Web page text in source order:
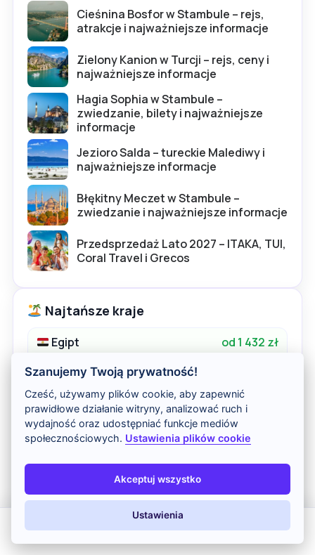
Cieśnina Bosfor w Stambule – rejs,
atrakcje i najważniejsze informacje
Zielony Kanion w Turcji – rejs, ceny i
najważniejsze informacje
Hagia Sophia w Stambule –
zwiedzanie, bilety i najważniejsze
informacje
Jezioro Salda – tureckie Malediwy i
najważniejsze informacje
Błękitny Meczet w Stambule –
zwiedzanie i najważniejsze informacje
Przedsprzedaż Lato 2027 – ITAKA, TUI,
Coral Travel i Grecos
Najtańsze kraje
Egipt od 1 432 zł
Turcja od 1 584 zł
ponad 2571 dostępnych
Tunezja od 1 797 zł
Hiszpania od 1 542 zł
Dominikana od 5 129 zł
Szanujemy Twoją prywatność!
Cześć, używamy plików cookie, aby zapewnić
prawidłowe działanie witryny, analizować ruch i
wydajność oraz udostępniać funkcje mediów
społecznościowych. Ustawienia plików cookie
Akceptuj wszystko
Ustawienia